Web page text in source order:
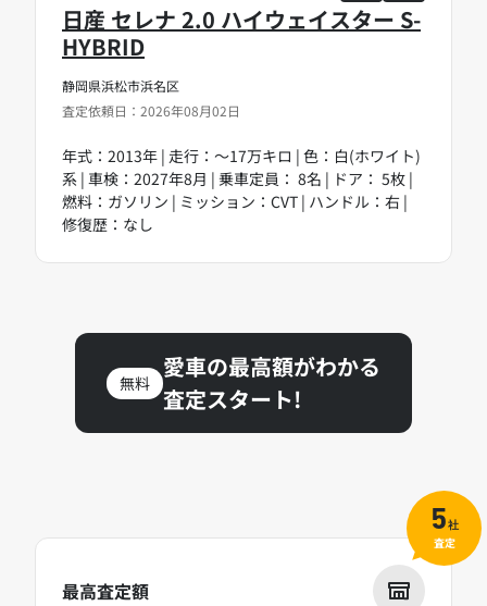
静岡県浜松市浜名区
査定依頼日：2026年08月02日
日産 セレナ 2.0 ハイウェイスター S-
HYBRID
年式：2013年 | 走行：～17万キロ | 色：白(ホワイト)
系 | 車検：2027年8月 | 乗車定員： 8名 | ドア： 5枚 |
燃料：ガソリン | ミッション：CVT | ハンドル：右 |
修復歴：なし
無料
愛車の最高額がわかる
査定スタート!
最高査定額
5社
査定